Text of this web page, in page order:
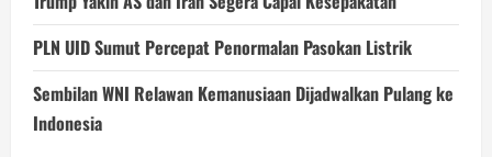
PLN UID Sumut Percepat Penormalan Pasokan Listrik
Sembilan WNI Relawan Kemanusiaan Dijadwalkan Pulang ke
Indonesia